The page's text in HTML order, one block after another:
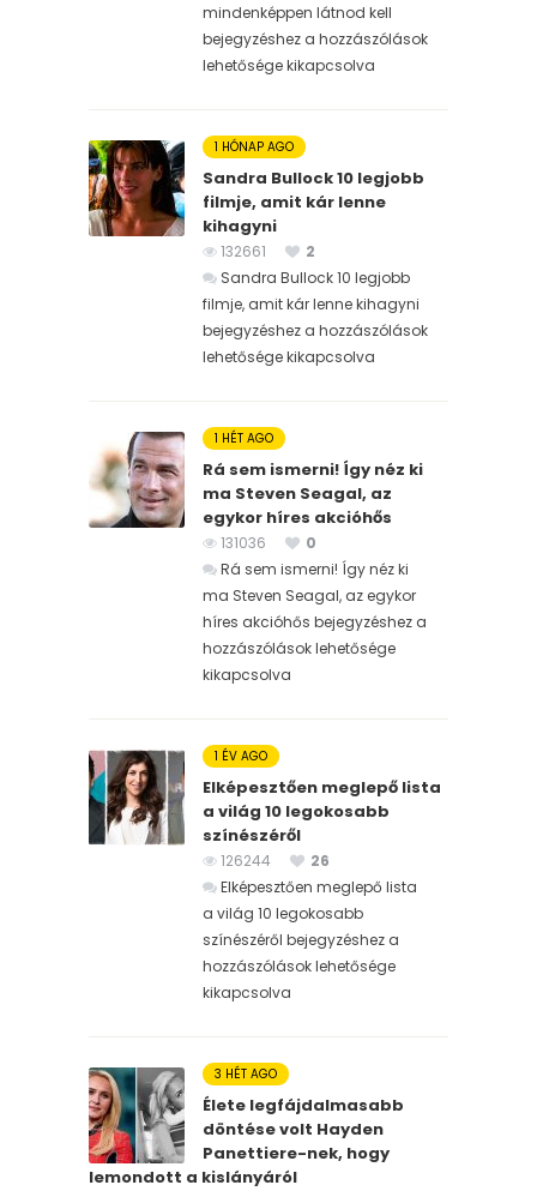
mindenképpen látnod kell
bejegyzéshez a hozzászólások
lehetősége kikapcsolva
1 HÓNAP AGO
Sandra Bullock 10 legjobb
filmje, amit kár lenne
kihagyni
132661
2
Sandra Bullock 10 legjobb
filmje, amit kár lenne kihagyni
bejegyzéshez a hozzászólások
lehetősége kikapcsolva
1 HÉT AGO
Rá sem ismerni! Így néz ki
ma Steven Seagal, az
egykor híres akcióhős
131036
0
Rá sem ismerni! Így néz ki
ma Steven Seagal, az egykor
híres akcióhős bejegyzéshez a
hozzászólások lehetősége
kikapcsolva
1 ÉV AGO
Elképesztően meglepő lista
a világ 10 legokosabb
színészéről
126244
26
Elképesztően meglepő lista
a világ 10 legokosabb
színészéről bejegyzéshez a
hozzászólások lehetősége
kikapcsolva
3 HÉT AGO
Élete legfájdalmasabb
döntése volt Hayden
Panettiere-nek, hogy
lemondott a kislányáról